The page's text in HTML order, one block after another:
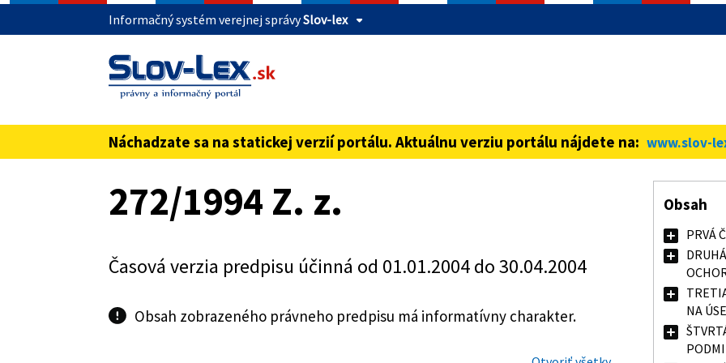
Informačný systém verejnej správySlov-lex
Táto stránka je zabezpečená
Buďte pozorní a vždy sa uistite, že zdieľate informácie iba cez zabezpečenú
pred názvom domény webového sídla.
Náchadzate sa na statickej verzií portálu. Aktuálnu verziu portálu nájdete na: www.slov-
Preskoč na obsah272/1994 Z. z.
Časová verzia predpisu účinná od 01.01.2004 do 30.04.2004
Obsah zobrazeného právneho predpisu má informatívny charakter.
Obsah
PRVÁ
NA